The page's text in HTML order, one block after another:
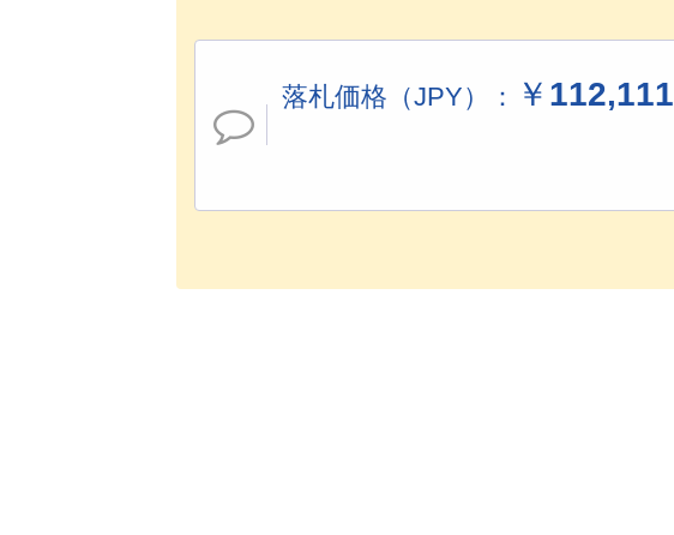
落札価格（JPY）： ￥ 112,111